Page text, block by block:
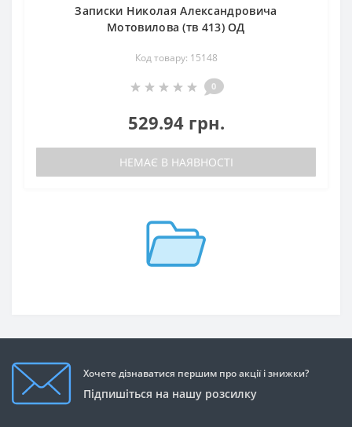
Записки Николая Александровича
Мотовилова (тв 413) ОД
Код товару: 15148
0
529.94 грн.
НЕМАЄ В НАЯВНОСТІ
Хочете дізнаватися першим про акції і знижки?
Підпишіться на нашу розсилку